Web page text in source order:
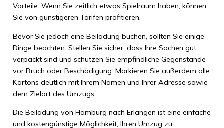
Vorteile: Wenn Sie zeitlich etwas Spielraum haben, können
Sie von günstigeren Tarifen profitieren.
Bevor Sie jedoch eine Beiladung buchen, sollten Sie einige
Dinge beachten: Stellen Sie sicher, dass Ihre Sachen gut
verpackt sind und schützen Sie empfindliche Gegenstände
vor Bruch oder Beschädigung. Markieren Sie außerdem alle
Kartons deutlich mit Ihrem Namen und Ihrer Adresse sowie
dem Zielort des Umzugs.
Die Beiladung von Hamburg nach Erlangen ist eine einfache
und kostengünstige Möglichkeit, Ihren Umzug zu